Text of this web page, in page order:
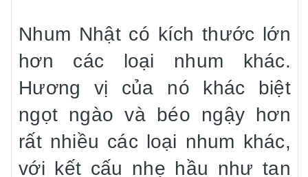
Nhum Nhật có kích thước lớn
hơn các loại nhum khác.
Hương vị của nó khác biệt
ngọt ngào và béo ngậy hơn
rất nhiều các loại nhum khác,
với kết cấu nhẹ hầu như tan